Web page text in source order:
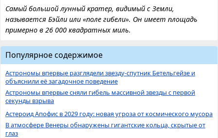
Самый большой лунный кратер, видимый с Земли,
называется Бэйли или «поле гибели». Он имеет площадь
примерно в 26 000 квадратных миль.
Популярное содержимое
Астрономы впервые разглядели звезду-спутник Бетельгейзе и
объяснили её загадочное поведение
Астрономы впервые сняли гибель массивной звезды с первой
секунды взрыва
Астероид Апофис в 2029 году: новая угроза от космического мусора
В атмосфере Венеры обнаружены гигантские кольца, скрытые от
глаз